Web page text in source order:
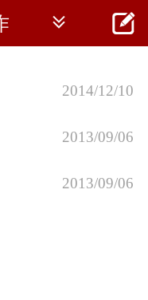
 首页
医疗资讯
 
2014/12/10
2013/09/06
2013/09/06